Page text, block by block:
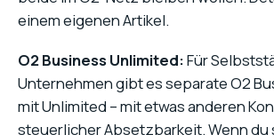
einem eigenen Artikel.
O2 Business Unlimited:Für
Unternehmen gibt es separate O2
mit Unlimited – mit etwas anderen
steuerlicher Absetzbarkeit. Wenn